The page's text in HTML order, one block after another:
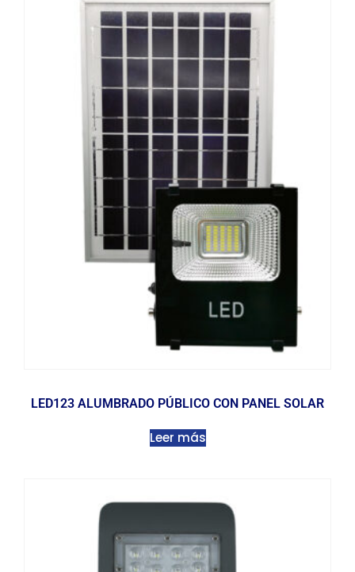
LED123 ALUMBRADO PÚBLICO CON PANEL SOLAR
Leer más